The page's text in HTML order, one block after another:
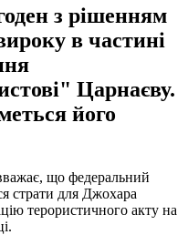
з рішенням
в частині
Царнаєву.
його
що федеральний
страти для Джохара
терористичного акту на